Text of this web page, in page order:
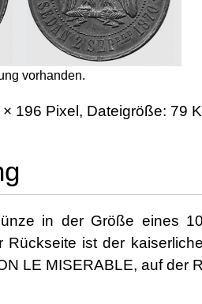
vorhanden.
× 196 Pixel, Dateigröße: 79
in der Größe eines
Rückseite ist der
LE MISERABLE, auf der